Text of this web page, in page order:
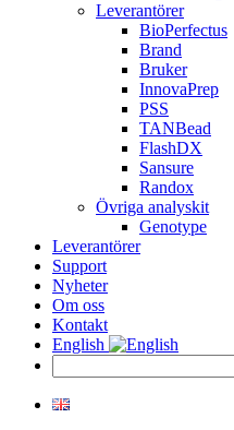
Leverantörer
BioPerfectus
Brand
Bruker
InnovaPrep
PSS
TANBead
FlashDX
Sansure
Randox
Övriga analyskit
Genotype
Leverantörer
Support
Nyheter
Om oss
Kontakt
English